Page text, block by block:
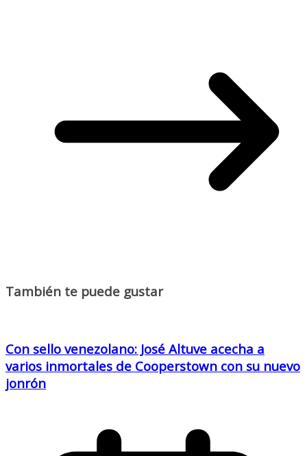
También te puede gustar
Con sello venezolano: José Altuve acecha a
varios inmortales de Cooperstown con su nuevo
jonrón